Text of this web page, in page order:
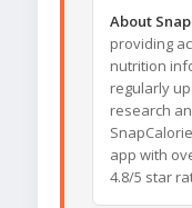
About
providing
nutrition
regularly
research
app with
4.8/5 star